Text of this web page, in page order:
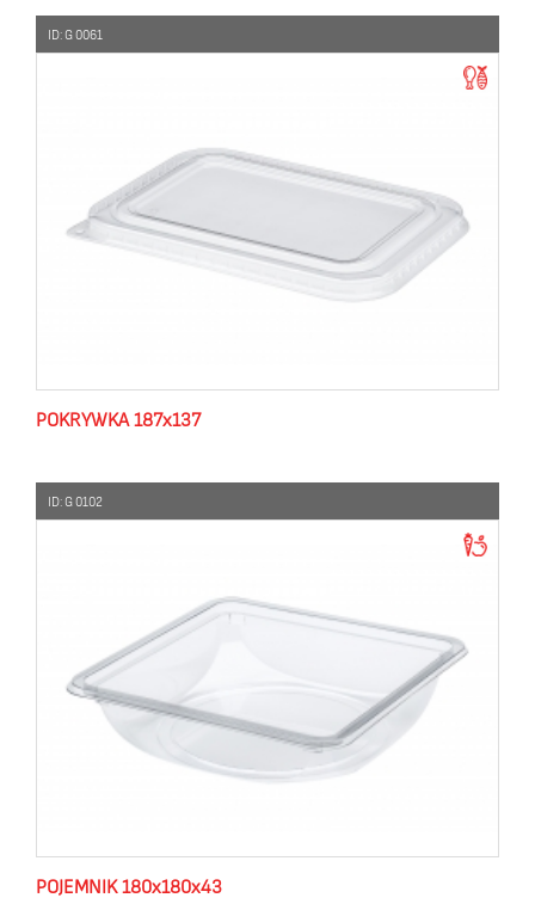
ID: G 0061
POKRYWKA 187x137
ID: G 0102
POJEMNIK 180x180x43